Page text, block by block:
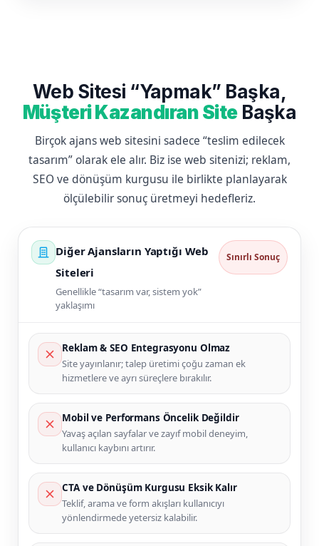
Web Sitesi “Yapmak” Başka,
Müşteri Kazandıran SiteBaşka
Birçok ajans web sitesini sadece “teslim edilecek
tasarım” olarak ele alır. Biz ise web sitenizi; reklam,
SEO ve dönüşüm kurgusu ile birlikte planlayarak
ölçülebilir sonuç üretmeyi hedefleriz.
Diğer Ajansların Yaptığı Web
Siteleri
Genellikle “tasarım var, sistem yok”
yaklaşımı
Sınırlı Sonuç
Reklam & SEO Entegrasyonu Olmaz
Site yayınlanır; talep üretimi çoğu zaman ek
hizmetlere ve ayrı süreçlere bırakılır.
Mobil ve Performans Öncelik Değildir
Yavaş açılan sayfalar ve zayıf mobil deneyim,
kullanıcı kaybını artırır.
CTA ve Dönüşüm Kurgusu Eksik Kalır
Teklif, arama ve form akışları kullanıcıyı
yönlendirmede yetersiz kalabilir.